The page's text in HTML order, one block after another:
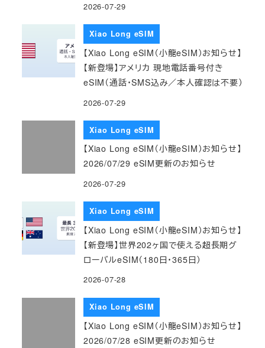
2026-07-29
Xiao Long eSIM
【Xiao Long eSIM（小龍eSIM）お知らせ】
【新登場】アメリカ 現地電話番号付き
eSIM（通話・SMS込み／本人確認は不要）
2026-07-29
Xiao Long eSIM
【Xiao Long eSIM（小龍eSIM）お知らせ】
2026/07/29 eSIM更新のお知らせ
2026-07-29
Xiao Long eSIM
【Xiao Long eSIM（小龍eSIM）お知らせ】
【新登場】世界202ヶ国で使える超長期グ
ローバルeSIM（180日・365日）
2026-07-28
Xiao Long eSIM
【Xiao Long eSIM（小龍eSIM）お知らせ】
2026/07/28 eSIM更新のお知らせ